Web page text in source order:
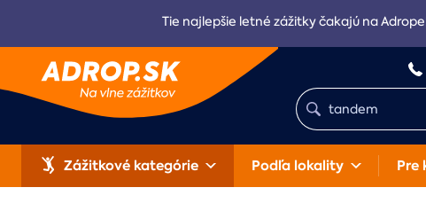
Tie najlepšie letné zážitky čakajú na
Zážitkové kategórie Podľa lokality Pre